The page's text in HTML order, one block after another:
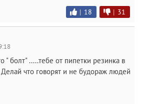
| 18 | 31
" болт" .....тебе от пипетки резинка в
что говорят и не будораж людей